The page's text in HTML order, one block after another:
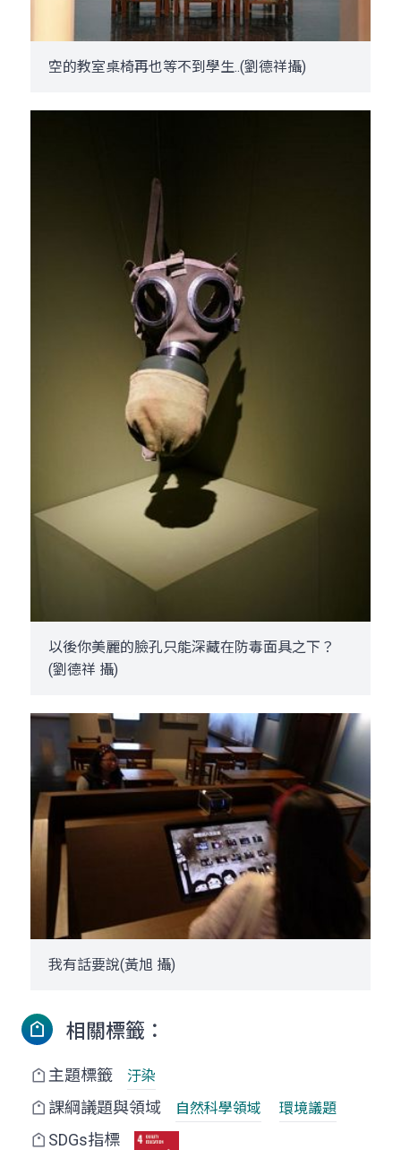
空的教室桌椅再也等不到學生..(劉德祥攝)
以後你美麗的臉孔只能深藏在防毒面具之下？
(劉德祥 攝)
我有話要說(黃旭 攝)
相關標籤：
主題標籤 汙染
課綱議題與領域 自然科學領域 環境議題
SDGs指標